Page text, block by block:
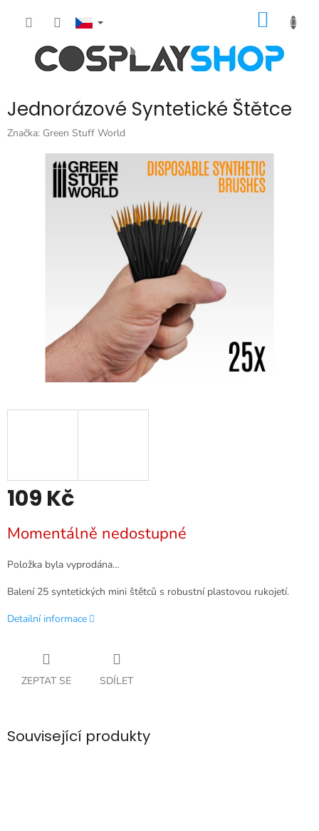
Jednorázové Syntetické Štětce
Značka: Green Stuff World
109 Kč
cena:
Momentálně nedostupné
Položka byla vyprodána…
Balení 25 syntetických mini štětců s robustní plastovou rukojetí.
Detailní informace
ZEPTAT SE SDÍLET
Související produkty